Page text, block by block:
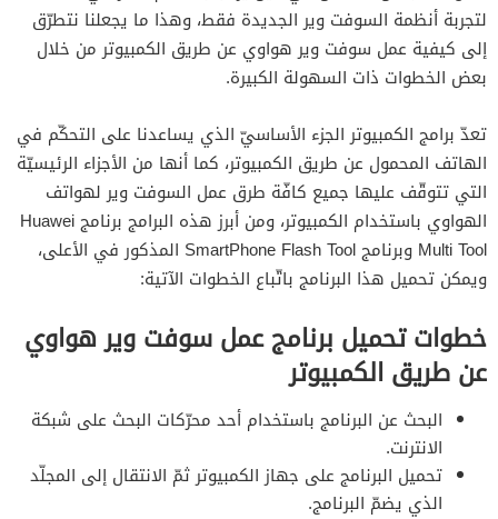
لتجربة أنظمة السوفت وير الجديدة فقط، وهذا ما يجعلنا نتطرّق
إلى كيفية عمل سوفت وير هواوي عن طريق الكمبيوتر من خلال
بعض الخطوات ذات السهولة الكبيرة.
تعدّ برامج الكمبيوتر الجزء الأساسيّ الذي يساعدنا على التحكّم في
الهاتف المحمول عن طريق الكمبيوتر، كما أنها من الأجزاء الرئيسيّة
التي تتوقّف عليها جميع كافّة طرق عمل السوفت وير لهواتف
الهواوي باستخدام الكمبيوتر، ومن أبرز هذه البرامج برنامج Huawei
Multi Tool وبرنامج SmartPhone Flash Tool المذكور في الأعلى،
ويمكن تحميل هذا البرنامج باتّباع الخطوات الآتية:
خطوات تحميل برنامج عمل سوفت وير هواوي
عن طريق الكمبيوتر
البحث عن البرنامج باستخدام أحد محرّكات البحث على شبكة
الانترنت.
تحميل البرنامج على جهاز الكمبيوتر ثمّ الانتقال إلى المجلّد
الذي يضمّ البرنامج.